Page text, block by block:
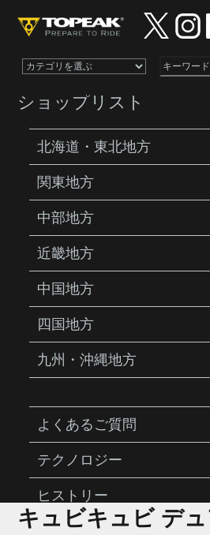
ショップリスト
北海道・東北地方
関東地方
中部地方
近畿地方
中国地方
四国地方
九州・沖縄地方
よくあるご質問
テクノロジー
ヒストリー
PRODUCTS
CUBICUBI DUAL BOX
キュビキュビ デ